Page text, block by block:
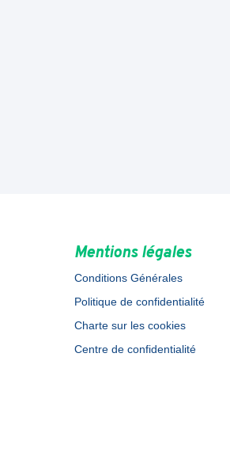
Mentions légales
Conditions Générales
Politique de confidentialité
Charte sur les cookies
Centre de confidentialité